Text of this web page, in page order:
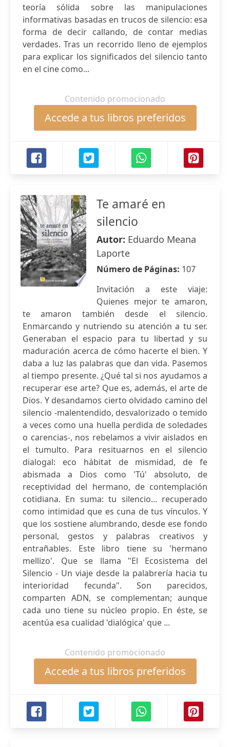
teoría sólida sobre las manipulaciones
informativas basadas en trucos de silencio: esa
forma de decir callando, de contar medias
verdades. Tras un recorrido lleno de ejemplos
para explicar los significados del silencio tanto
en el cine como...
Contenido promocionado
Accede a tus libros preferidos
Te amaré en
silencio
Autor: Eduardo Meana
Laporte
Número de Páginas: 107
Invitación a este viaje:
Quienes mejor te amaron,
te amaron también desde el silencio.
Enmarcando y nutriendo su atención a tu ser.
Generaban el espacio para tu libertad y su
maduración acerca de cómo hacerte el bien. Y
daba a luz las palabras que dan vida. Pasemos
al tiempo presente. ¿Qué tal si nos ayudamos a
recuperar ese arte? Que es, además, el arte de
Dios. Y desandamos cierto olvidado camino del
silencio -malentendido, desvalorizado o temido
a veces como una huella perdida de soledades
o carencias-, nos rebelamos a vivir aislados en
el tumulto. Para resituarnos en el silencio
dialogal: eco hábitat de mismidad, de fe
abismada a Dios como 'Tú' absoluto, de
receptividad del hermano, de contemplación
cotidiana. En suma: tu silencio... recuperado
como intimidad que es cuna de tus vínculos. Y
que los sostiene alumbrando, desde ese fondo
personal, gestos y palabras creativos y
entrañables. Este libro tiene su 'hermano
mellizo'. Que se llama "El Ecosistema del
Silencio - Un viaje desde la palabrería hacia tu
interioridad fecunda". Son parecidos,
comparten ADN, se complementan; aunque
cada uno tiene su núcleo propio. En éste, se
acentúa esa cualidad 'dialógica' que ...
Contenido promocionado
Accede a tus libros preferidos